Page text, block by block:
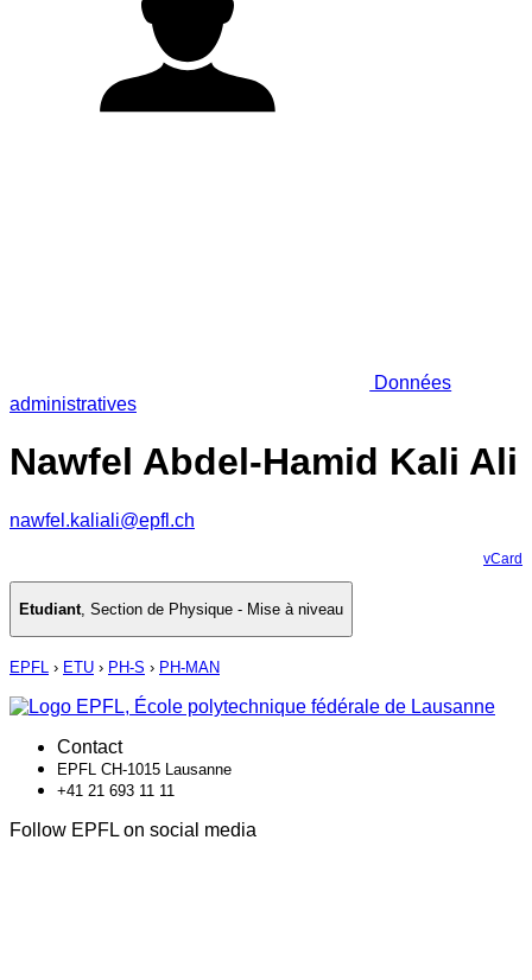
Données
administratives
Nawfel Abdel-Hamid Kali Ali
nawfel.kaliali@epfl.ch
vCard
Etudiant, Section de Physique - Mise à niveau
EPFL › ETU › PH-S › PH-MAN
Contact
EPFL CH-1015 Lausanne
+41 21 693 11 11
Follow EPFL on social media